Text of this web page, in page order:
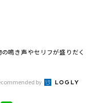
鳴き声やセリフが盛りだく
by